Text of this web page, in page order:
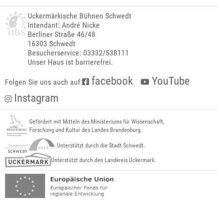
Uckermärkische Bühnen Schwedt
Intendant: André Nicke
Berliner Straße 46/48
16303 Schwedt
Besucherservice: 03332/538111
Unser Haus ist barrierefrei.
Folgen Sie uns auch auf: facebook
YouTube
Instagram
Gefördert mit Mitteln des Ministeriums für Wissenschaft,
Forschung und Kultur des Landes Brandenburg.
Unterstützt durch die Stadt Schwedt.
Unterstützt durch den Landkreis Uckermark.